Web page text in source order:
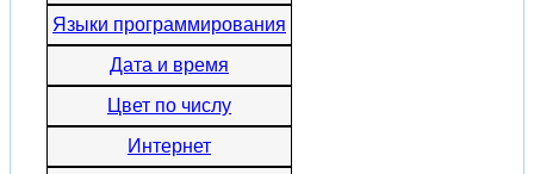
Языки программирования
Дата и время
Цвет по числу
Интернет